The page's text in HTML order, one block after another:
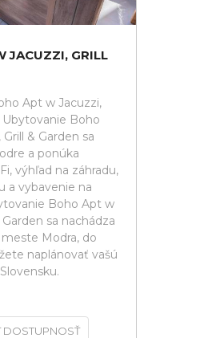
JACUZZI, GRILL
Apt w Jacuzzi,
Ubytovanie Boho
& Garden sa
a ponúka
výhľad na záhradu,
a vybavenie na
Boho Apt w
sa nachádza
Modra, do
naplánovať vašú
DOSTUPNOSŤ